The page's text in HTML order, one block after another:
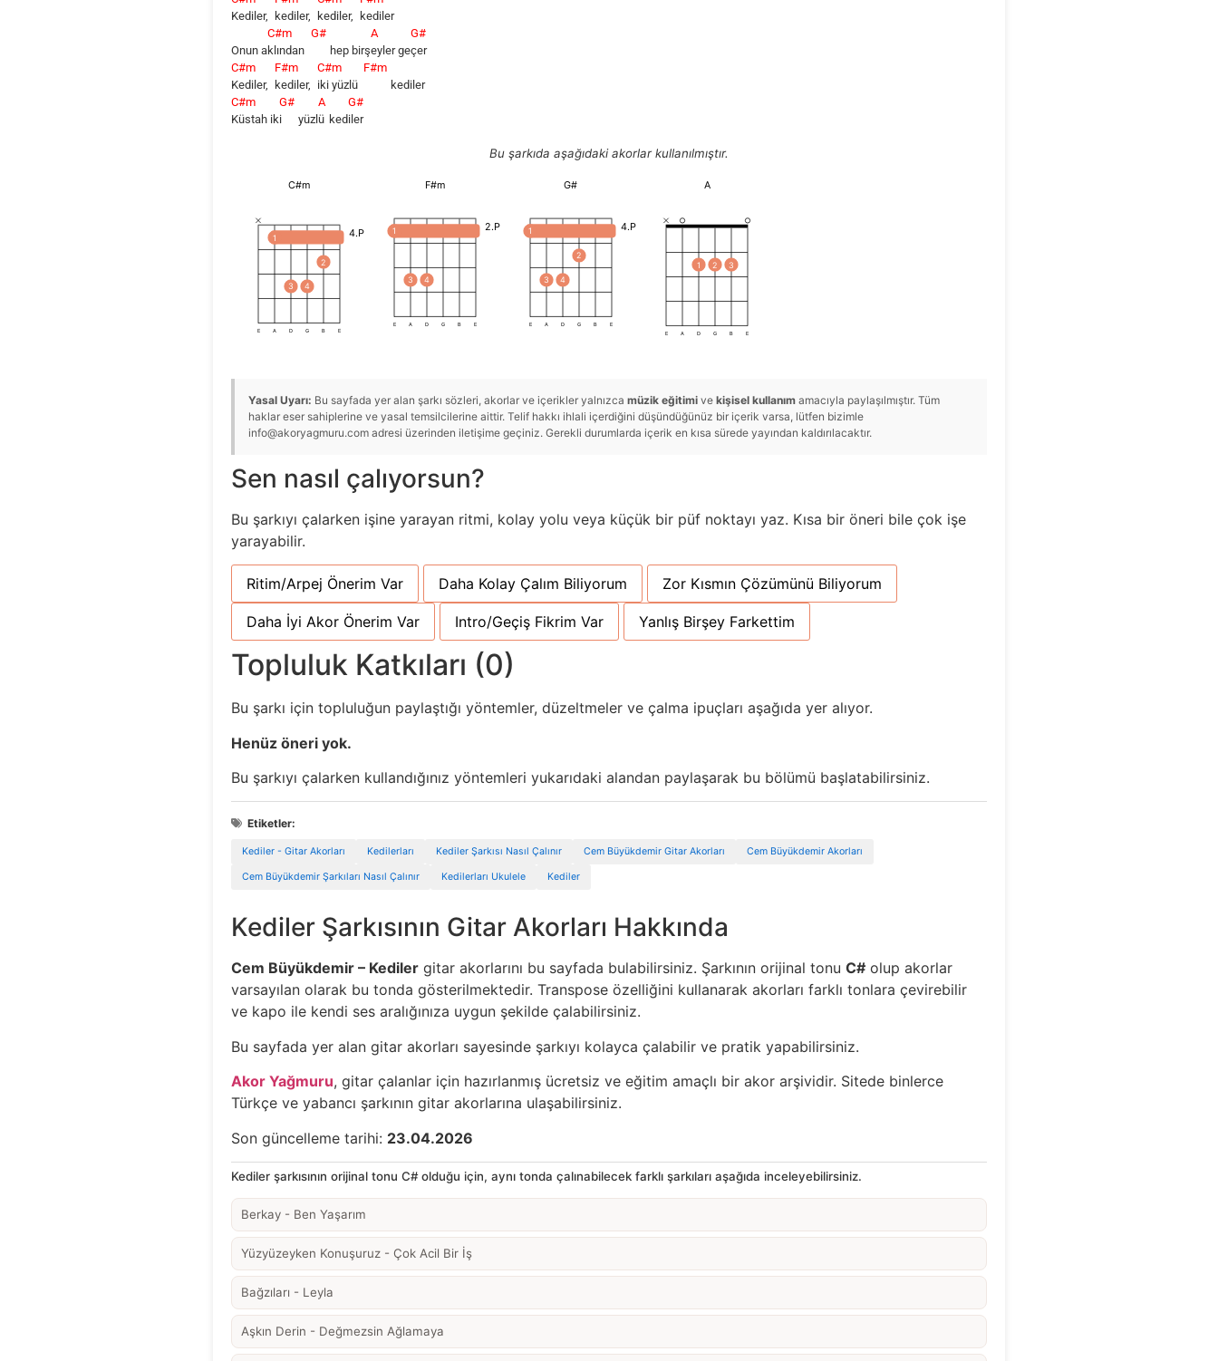
Kediler,
kediler,
kediler,
kediler
Onun a
C#m
klından
G#
hep birş
A
eylerge
G#
çer
C#m
Kediler,
F#m
kediler,
C#m
iki yüzlü
F#m
kediler
C#m
Küstah ik
G#
i
yüzl
A
ü ked
G#
iler
Bu şarkıda aşağıdaki akorlar kullanılmıştır.
C#m
4.P
1
3 4
2
E A D G B E
F#m
2.P
1
3 4
E A D G B E
G#
4.P
1
3 4
2
E A D G B E
A
1 2 3
E A D G B E
Yasal Uyarı: Bu sayfada yer alan şarkı sözleri, akorlar ve içerikler yalnızcamüzik eğitimi vekişisel kullanım amacıyla paylaşılmıştır. Tüm
haklar eser sahiplerine ve yasal temsilcilerine aittir. Telif hakkı ihlali içerdiğini düşündüğünüz bir içerik varsa, lütfen bizimle
info@akoryagmuru.com adresi üzerinden iletişime geçiniz. Gerekli durumlarda içerik en kısa sürede yayından kaldırılacaktır.
Sen nasıl çalıyorsun?
Bu şarkıyı çalarken işine yarayan ritmi, kolay yolu veya küçük bir püf noktayı yaz. Kısa bir öneri bile çok işe
yarayabilir.
Ritim/Arpej Önerim Var Daha Kolay Çalım Biliyorum Zor Kısmın Çözümünü Biliyorum
Daha İyi Akor Önerim Var Intro/Geçiş Fikrim Var Yanlış Birşey Farkettim
Topluluk Katkıları (0)
Bu şarkı için topluluğun paylaştığı yöntemler, düzeltmeler ve çalma ipuçları aşağıda yer alıyor.
Henüz öneri yok.
Bu şarkıyı çalarken kullandığınız yöntemleri yukarıdaki alandan paylaşarak bu bölümü başlatabilirsiniz.
Etiketler:
Kediler - Gitar Akorları Kedilerları Kediler Şarkısı Nasıl Çalınır Cem Büyükdemir Gitar Akorları Cem Büyükdemir Akorları
Cem Büyükdemir Şarkıları Nasıl Çalınır Kedilerları Ukulele Kediler
Kediler Şarkısının Gitar Akorları Hakkında
Cem Büyükdemir – Kediler gitar akorlarını bu sayfada bulabilirsiniz. Şarkının orijinal tonuC# olup akorlar
varsayılan olarak bu tonda gösterilmektedir. Transpose özelliğini kullanarak akorları farklı tonlara çevirebilir
ve kapo ile kendi ses aralığınıza uygun şekilde çalabilirsiniz.
Bu sayfada yer alan gitar akorları sayesinde şarkıyı kolayca çalabilir ve pratik yapabilirsiniz.
Akor Yağmuru, gitar çalanlar için hazırlanmış ücretsiz ve eğitim amaçlı bir akor arşividir. Sitede binlerce
Türkçe ve yabancı şarkının gitar akorlarına ulaşabilirsiniz.
Son güncelleme tarihi: 23.04.2026
Kediler şarkısının orijinal tonu C# olduğu için, aynı tonda çalınabilecek farklı şarkıları aşağıda inceleyebilirsiniz.
Berkay - Ben Yaşarım
Yüzyüzeyken Konuşuruz - Çok Acil Bir İş
Bağzıları - Leyla
Aşkın Derin - Değmezsin Ağlamaya